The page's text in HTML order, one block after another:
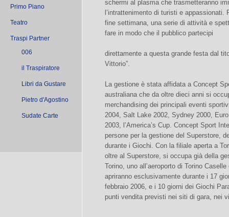
Primo Piano
Teatro
Traspi Partner
006
il Traspiratore
Libri da Gustare
Pietro d'Agostino
Sudate Carte
schermi al plasma che trasmetteranno
l’intrattenimento di turisti e
fine settimana, una serie di attività e
fare in modo che il pubblico partecipi
direttamente a questa grande festa dal
Vittorio”.
La gestione è stata affidata a Concept
australiana che da oltre dieci anni si
merchandising dei principali eventi
2004, Salt Lake 2002, Sydney 2000,
2003, l’America’s Cup. Concept Sport
persone per la gestione del Superstore,
durante i Giochi. Con la filiale aperta a
oltre al Superstore, si occupa già della
Torino, uno all’aeroporto di Torino
apriranno esclusivamente durante i 17
febbraio 2006, e i 10 giorni dei Giochi
punti vendita previsti nei siti di gara, nei